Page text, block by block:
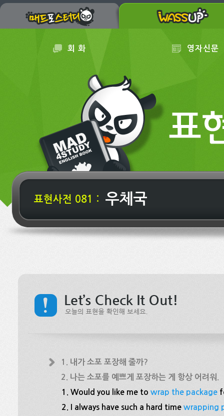
회 화 영자신문
표현사전 081 : 우체국
1. 내가 소포 포장해 줄까?
2. 나는 소포를 예쁘게 포장하는 게 항상 어려워.
1. Would you like me to wrap the package
2. I always have such a hard time wrapping